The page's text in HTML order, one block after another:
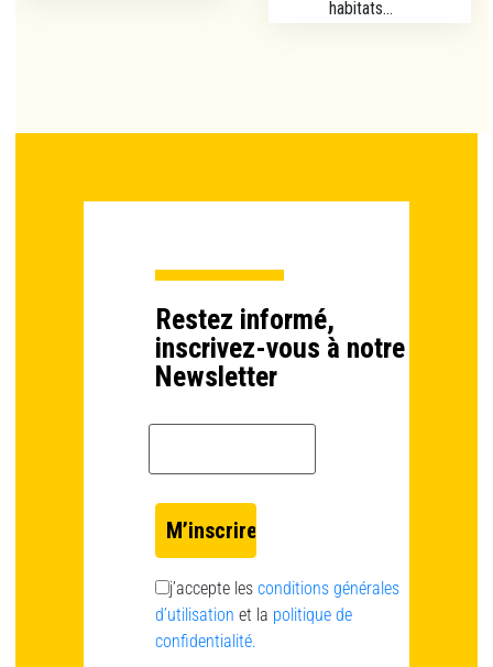
habitats...
Restez informé,
inscrivez-vous à notre
Newsletter
j’accepte les conditions générales
d’utilisation et la politique de
confidentialité.